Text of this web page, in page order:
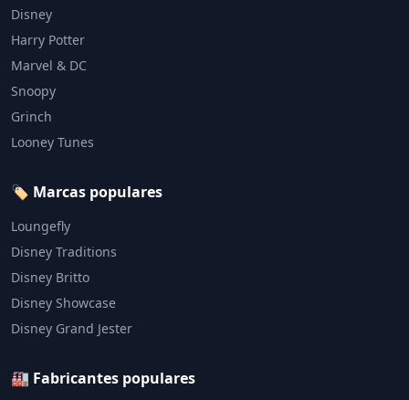
Disney
Harry Potter
Marvel & DC
Snoopy
Grinch
Looney Tunes
🏷️ Marcas populares
Loungefly
Disney Traditions
Disney Britto
Disney Showcase
Disney Grand Jester
🏭 Fabricantes populares